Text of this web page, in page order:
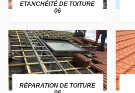
ETANCHÉITÉ DE TOITURE
06
RÉPARATION DE TOITURE